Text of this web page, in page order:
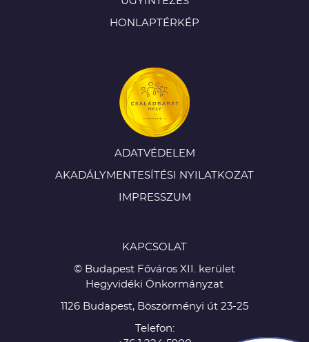
HONLAPTÉRKÉP
ADATVÉDELEM
AKADÁLYMENTESÍTÉSI NYILATKOZAT
IMPRESSZUM
KAPCSOLAT
© Budapest Főváros XII. kerület
Hegyvidéki Önkormányzat
1126 Budapest, Böszörményi út 23-25
Telefon: